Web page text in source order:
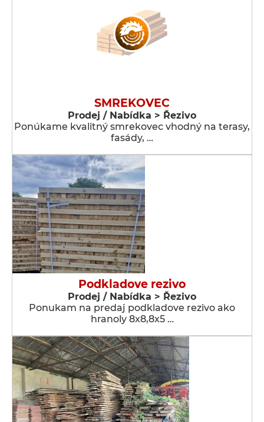
SMREKOVEC
Prodej / Nabídka > Řezivo
Ponúkame kvalitný smrekovec vhodný na terasy,
fasády, …
Podkladove rezivo
Prodej / Nabídka > Řezivo
Ponukam na predaj podkladove rezivo ako
hranoly 8x8,8x5 …